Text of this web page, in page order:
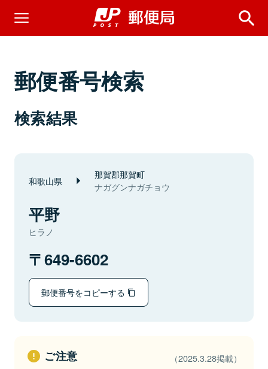
郵便番号検索
検索結果
和歌山県 那賀郡那賀町
ナガグンナガチョウ
平野
ヒラノ
649-6602
郵便番号をコピーする
ご注意 （2025.3.28掲載）